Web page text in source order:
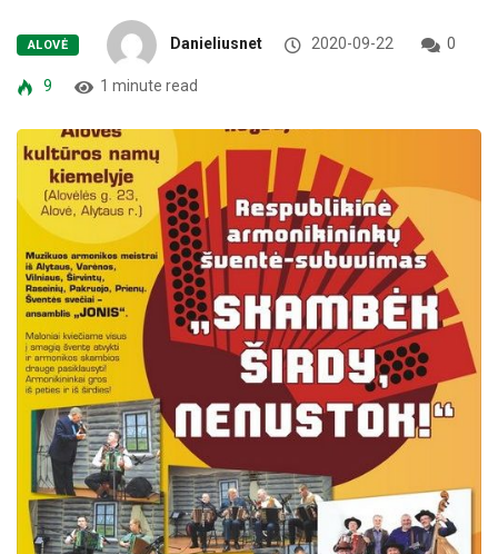
ALOVĖ Danieliusnet 2020-09-22 0
9 1 minute read